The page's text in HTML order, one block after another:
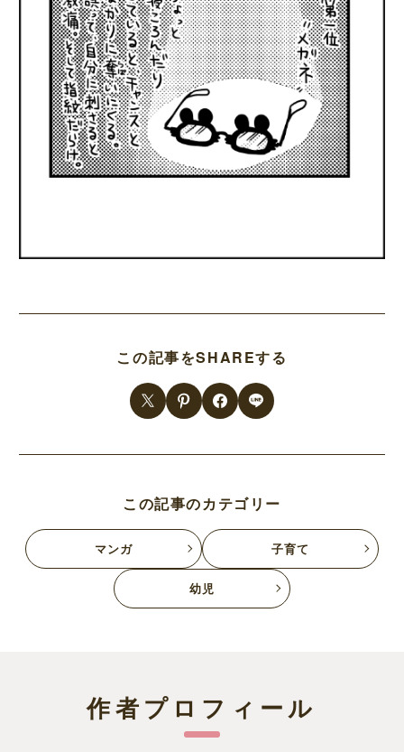
この記事をSHAREする
この記事のカテゴリー
マンガ 子育て
幼児
作者プロフィール